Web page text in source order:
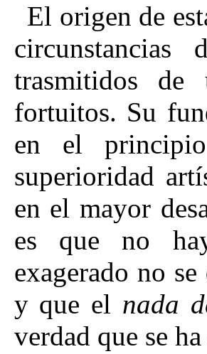
El origen de
trasmitidos
fortuitos. Su
en el
superioridad
en el mayor
es que no
exagerado no
y que el nada
verdad que se